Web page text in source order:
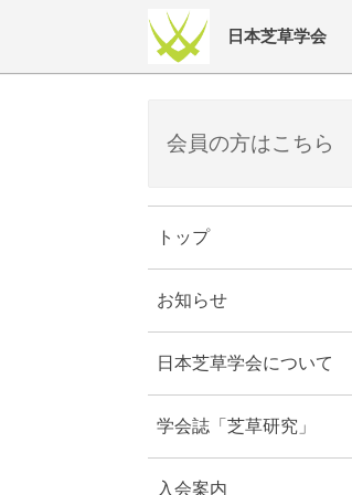
日本芝草学会
会員の方はこちら
トップ
お知らせ
日本芝草学会について
学会誌「芝草研究」
入会案内